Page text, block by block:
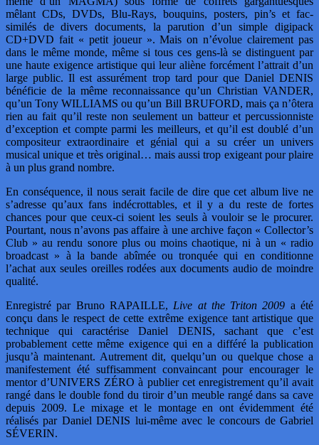
mêlant CDs, DVDs, Blu-Rays, bouquins, posters, pin’s et fac-
similés de divers documents, la parution d’un simple digipack
CD+DVD fait « petit joueur ». Mais on n’évolue clairement pas
dans le même monde, même si tous ces gens-là se distinguent par
une haute exigence artistique qui leur aliène forcément l’attrait d’un
large public. Il est assurément trop tard pour que Daniel DENIS
bénéficie de la même reconnaissance qu’un Christian VANDER,
qu’un Tony WILLIAMS ou qu’un Bill BRUFORD, mais ça n’ôtera
rien au fait qu’il reste non seulement un batteur et percussionniste
d’exception et compte parmi les meilleurs, et qu’il est doublé d’un
compositeur extraordinaire et génial qui a su créer un univers
musical unique et très original… mais aussi trop exigeant pour plaire
à un plus grand nombre.
En conséquence, il nous serait facile de dire que cet album live ne
s’adresse qu’aux fans indécrottables, et il y a du reste de fortes
chances pour que ceux-ci soient les seuls à vouloir se le procurer.
Pourtant, nous n’avons pas affaire à une archive façon « Collector’s
Club » au rendu sonore plus ou moins chaotique, ni à un « radio
broadcast » à la bande abîmée ou tronquée qui en conditionne
l’achat aux seules oreilles rodées aux documents audio de moindre
qualité.
Enregistré par Bruno RAPAILLE, Live at the Triton 2009 a été
conçu dans le respect de cette extrême exigence tant artistique que
technique qui caractérise Daniel DENIS, sachant que c’est
probablement cette même exigence qui en a différé la publication
jusqu’à maintenant. Autrement dit, quelqu’un ou quelque chose a
manifestement été suffisamment convaincant pour encourager le
mentor d’UNIVERS ZÉRO à publier cet enregistrement qu’il avait
rangé dans le double fond du tiroir d’un meuble rangé dans sa cave
depuis 2009. Le mixage et le montage en ont évidemment été
réalisés par Daniel DENIS lui-même avec le concours de Gabriel
SÉVERIN.